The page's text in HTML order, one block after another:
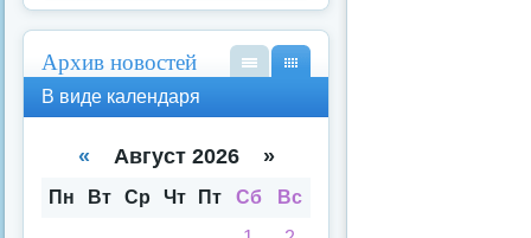
Архив новостей
кал
аря
спи
В виде календаря
« Август 2026 »
Пн Вт Ср Чт Пт Сб
Вс